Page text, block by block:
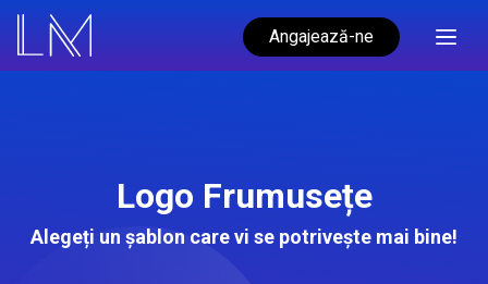
Angajează-ne
Logo Frumusețe
Alegeți un șablon care vi se potrivește mai bine!